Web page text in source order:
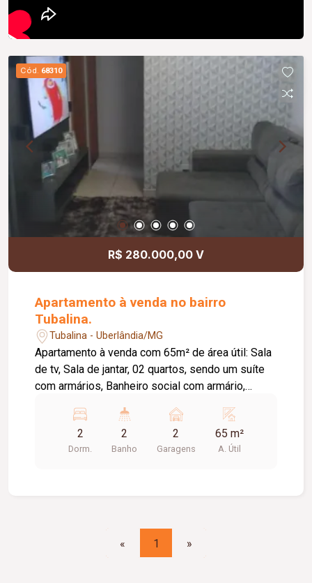
Cód. 68310
R$ 280.000,00 V
Apartamento à venda no bairro
Tubalina.
Tubalina - Uberlândia/MG
Apartamento à venda com 65m² de área útil: Sala
de tv, Sala de jantar, 02 quartos, sendo um suíte
com armários, Banheiro social com armário,
armário, Sacada com churrasqueira, 02 vagas de
garagem. Condomínio incluso gás e água, Prédio
sem elevador.
2
Dorm.
2
Banho
2
Garagens
65 m²
A. Útil
« 1 »